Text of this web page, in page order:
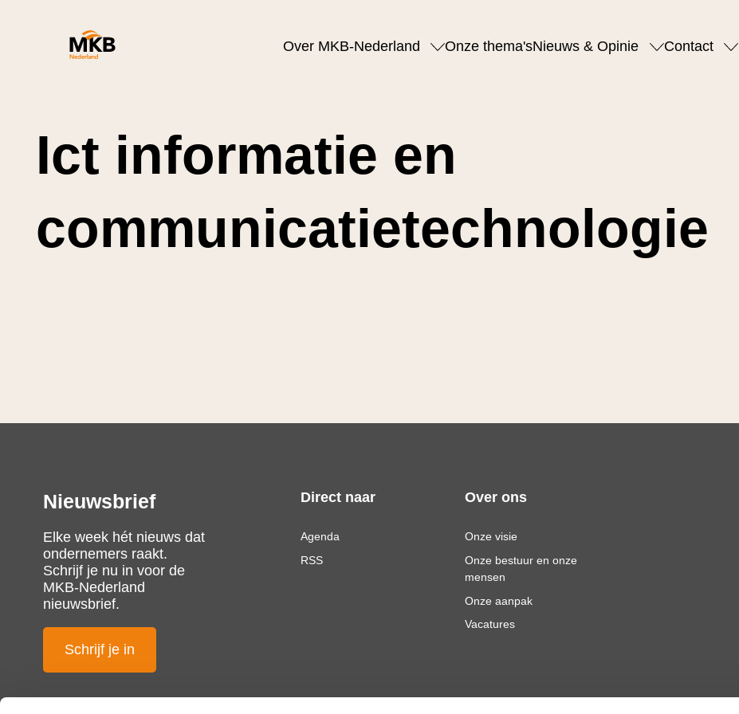
Over MKB-Nederland Onze thema'sNieuws & Opinie Contact
Ict informatie en
communicatietechnologie
Nieuwsbrief
Elke week hét nieuws dat
ondernemers raakt.
Schrijf je nu in voor de
MKB-Nederland
nieuwsbrief.
Schrijf je in
Direct naar
Agenda
RSS
Over ons
Onze visie
Onze bestuur en onze
mensen
Onze aanpak
Vacatures